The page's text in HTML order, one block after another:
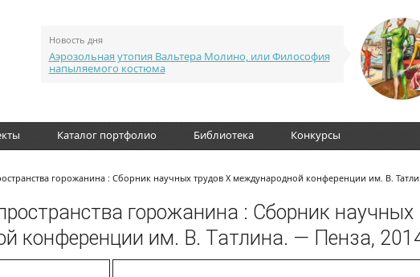
Новость дня
Аэрозольная утопия Вальтера Молино, или Философия
напыляемого костюма
Каталог портфолио Библиотека Конкурсы
горожанина : Сборник научных трудов X международной конференции им. В.
горожанина : Сборник научных
конференции им. В. Татлина. — Пенза,